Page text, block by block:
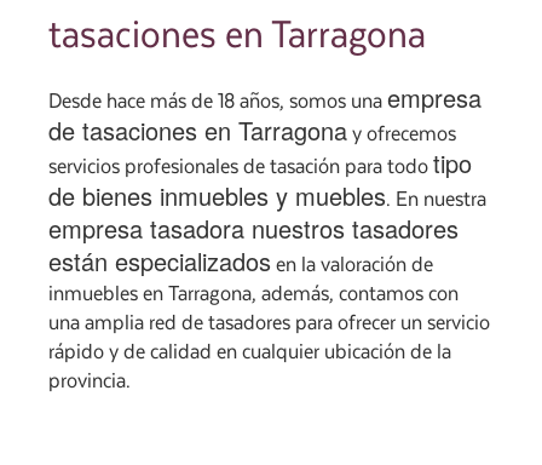
tasaciones en Tarragona
Desde hace más de 18 años, somos unaempresa
de tasaciones en Tarragona y ofrecemos
servicios profesionales de tasación para todotipo
de bienes inmuebles y muebles. En nuestra
empresa tasadora nuestros tasadores
están especializados en la valoración de
inmuebles en Tarragona, además, contamos con
una amplia red de tasadores para ofrecer un servicio
rápido y de calidad en cualquier ubicación de la
provincia.